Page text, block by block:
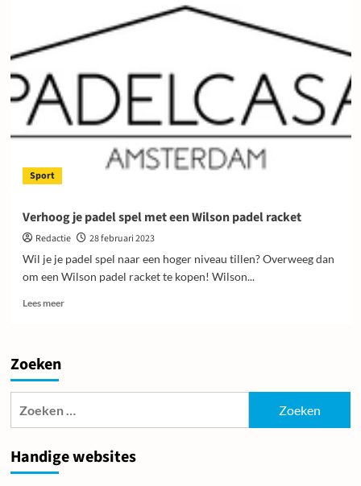
Sport
Verhoog je padel spel met een Wilson padel racket
Redactie
28 februari 2023
Wil je je padel spel naar een hoger niveau tillen? Overweeg dan
om een ​​Wilson padel racket te kopen! Wilson...
Lees meerLees
spel
padel
Zoeken
Handige websites